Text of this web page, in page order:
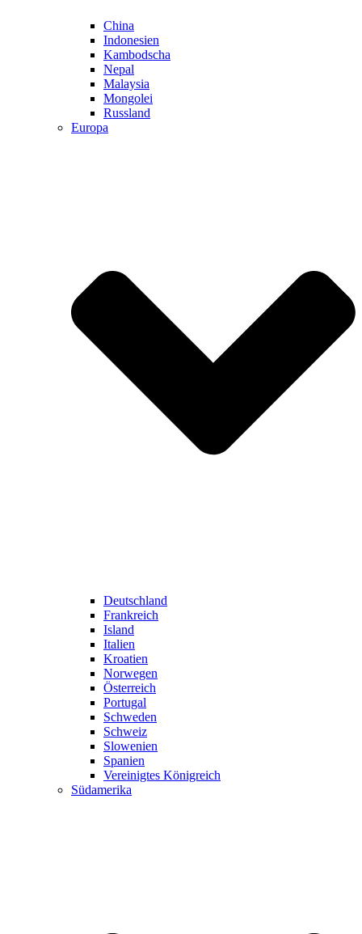
China
Indonesien
Kambodscha
Nepal
Malaysia
Mongolei
Russland
Europa
Deutschland
Frankreich
Island
Italien
Kroatien
Norwegen
Österreich
Portugal
Schweden
Schweiz
Slowenien
Spanien
Vereinigtes Königreich
Südamerika